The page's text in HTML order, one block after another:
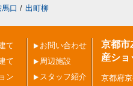
馬口 / 出町柳
て
て
ン
お問い合わせ
周辺施設
スタッフ紹介
京都市
産ショ
京都府